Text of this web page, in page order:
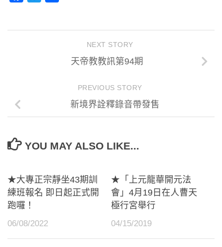
NEXT STORY
天帝教教訊第94期
PREVIOUS STORY
新境界詮釋錄音帶發售
YOU MAY ALSO LIKE...
★大專正宗靜坐43期訓
練班報名 即日起正式開
跑囉！
06/08/2022
★「上元龍華開元法
會」4月19日在人曹天
極行宮舉行
04/15/2019